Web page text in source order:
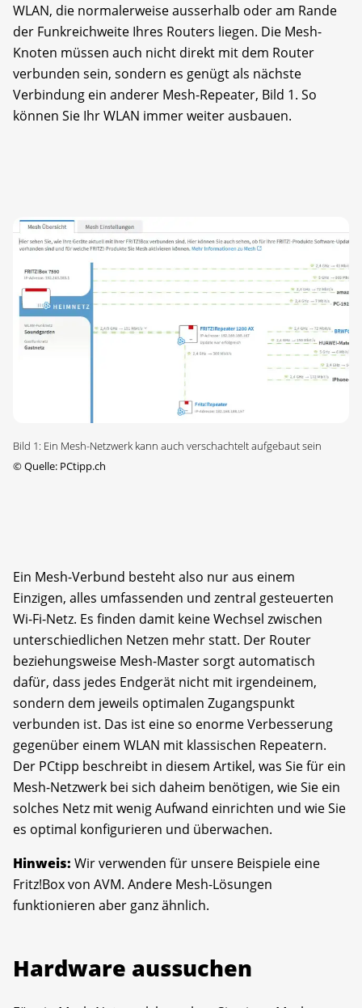
WLAN, die normalerweise ausserhalb oder am Rande
der Funkreichweite Ihres Routers liegen. Die Mesh-
Knoten müssen auch nicht direkt mit dem Router
verbunden sein, sondern es genügt als nächste
Verbindung ein anderer Mesh-Repeater, Bild 1. So
können Sie Ihr WLAN immer weiter ausbauen.
Bild 1: Ein Mesh-Netzwerk kann auch verschachtelt aufgebaut sein
©Quelle: PCtipp.ch
Ein Mesh-Verbund besteht also nur aus einem
Einzigen, alles umfassenden und zentral gesteuerten
Wi-Fi-Netz. Es finden damit keine Wechsel zwischen
unterschiedlichen Netzen mehr statt. Der Router
beziehungsweise Mesh-Master sorgt automatisch
dafür, dass jedes Endgerät nicht mit irgendeinem,
sondern dem jeweils optimalen Zugangspunkt
verbunden ist. Das ist eine so enorme Verbesserung
gegenüber einem WLAN mit klassischen Repeatern.
Der PCtipp beschreibt in diesem Artikel, was Sie für ein
Mesh-Netzwerk bei sich daheim benötigen, wie Sie ein
solches Netz mit wenig Aufwand einrichten und wie Sie
es optimal konfigurieren und überwachen.
Hinweis: Wir verwenden für unsere Beispiele eine
Fritz!Box von AVM. Andere Mesh-Lösungen
funktionieren aber ganz ähnlich.
Hardware aussuchen